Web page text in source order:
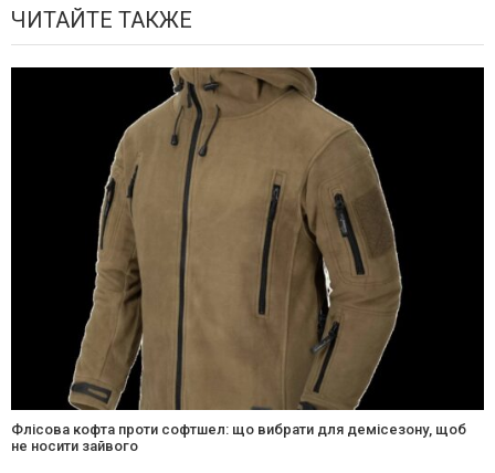
ЧИТАЙТЕ ТАКЖЕ
Флісова кофта проти софтшел: що вибрати для демісезону, щоб
не носити зайвого